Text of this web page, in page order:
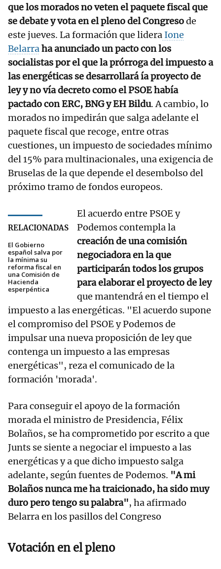
que los morados no veten el paquete fiscal que
se debate y vota en el pleno del Congresode
este jueves. La formación que lidera Ione
Belarraha anunciado un pacto con los
socialistas por el que la prórroga del impuesto a
las energéticas se desarrollará ía proyecto de
ley y no vía decreto como el PSOE había
pactado con ERC, BNG y EH Bildu. A cambio, lo
morados no impedirán que salga adelante el
paquete fiscal que recoge, entre otras
cuestiones, un impuesto de sociedades mínimo
del 15% para multinacionales, una exigencia de
Bruselas de la que depende el desembolso del
próximo tramo de fondos europeos.
RELACIONADAS
El Gobierno
español salva por
la mínima su
reforma fiscal en
una Comisión de
Hacienda
esperpéntica
El acuerdo entre PSOE y
Podemos contempla la
creación de una comisión
negociadora en la que
participarán todos los grupos
para elaborar el proyecto de ley
que mantendrá en el tiempo el
impuesto a las energéticas. "El acuerdo supone
el compromiso del PSOE y Podemos de
impulsar una nueva proposición de ley que
contenga un impuesto a las empresas
energéticas", reza el comunicado de la
formación 'morada'.
Para conseguir el apoyo de la formación
morada el ministro de Presidencia, Félix
Bolaños, se ha comprometido por escrito a que
Junts se siente a negociar el impuesto a las
energéticas y a que dicho impuesto salga
adelante, según fuentes de Podemos. "A mi
Bolaños nunca me ha traicionado, ha sido muy
duro pero tengo su palabra", ha afirmado
Belarra en los pasillos del Congreso
Votación en el pleno